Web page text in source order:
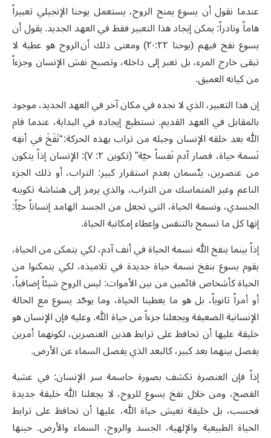
عندما نقول أن يسوع يمنح الروح، يستعمل يوحنا الإنجيلي تعبيراً
هاماً ونادراً: يمكن إيجاد هذا التعبير فقط في العهد الجديد. يقول أن
يسوع نفخ فيهم (يوحنا ٢٠:٢٢) ومعنى ذلك أن الروح هو عطية لا
تبقى خارج المرء، بل تعبر إلى داخله، وتصبح نفسَ الإنسان وجزءاً
من كيانه العميق.
إن هذا التعبير، الذي لا نجده في مكان آخر في العهد الجديد، موجود
بالمقابل في العهد القديم. نستطيع إيجاده في البداية، عندما قام
الله بعد خلقه الإنسان وجبله من تراب بهذه الحركة: “نَفَخَ في أنفِه
نَسمة حياة، فصار آدم نَفساً حيّة” (تكوين ٢: ٧): الإنسان إذاً يتكون
من عنصرين، يتّسمان بعدم استقرار كبير: التراب، أو ذلك الجزء
الناعم وغير المتماسك من التراب، والذي يرمز إلى هشاشة تكوينه
الجسدي، ونسمة الحياة، التي تجعل من الجسد الهامد إنساناً حيّاً:
إنها كل ما تسمح بالتنفس وإعطاء إمكانية الحياة.
إذاً بينما ينفخ الله نسمة الحياة في أنف آدم، لكي يتمكن من الحياة،
يقوم يسوع بنفخ نسمة حياة جديدة في تلاميذه، لكي يتمكنوا من
الحياة كأشخاص قائمين من بين الأموات: ليس الروح شيئاً إضافياً،
أو أمراً ثانوياً، بل هو ما يعطينا الحياة، وما يوحّد يسوع مع الحالة
الإنسانية الضعيفة ويجعلنا جزءاً من حياة الله. وعليه فإن الإنسان هو
خليقة عليها أن تحافظ على ترابط هذين العنصرين، لكونهما أمرين
يفصل بينهما بعد كبير، كالبعد الذي يفصل السماء عن الأرض.
إذاً فإن العنصرة تكشف بصورة حاسمة سر الإنسان: في عشية
الفصح، ومن خلال نفخ يسوع للروح، لا يجعلنا الله خليقة جديدة
فحسب، بل خليقة تعيش حياة الله، عليها أن تحافظ على ترابط
الحياة الطبيعية والإلهية، الجسد والروح، السماء والأرض. حينها